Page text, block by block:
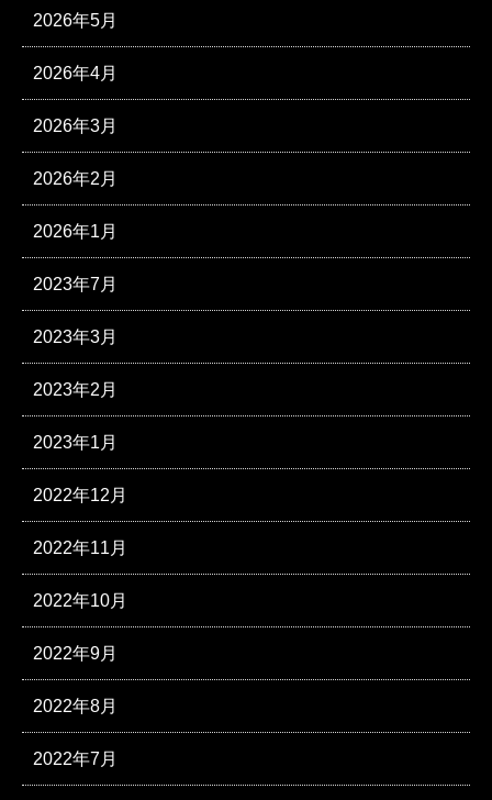
2026年5月
2026年4月
2026年3月
2026年2月
2026年1月
2023年7月
2023年3月
2023年2月
2023年1月
2022年12月
2022年11月
2022年10月
2022年9月
2022年8月
2022年7月